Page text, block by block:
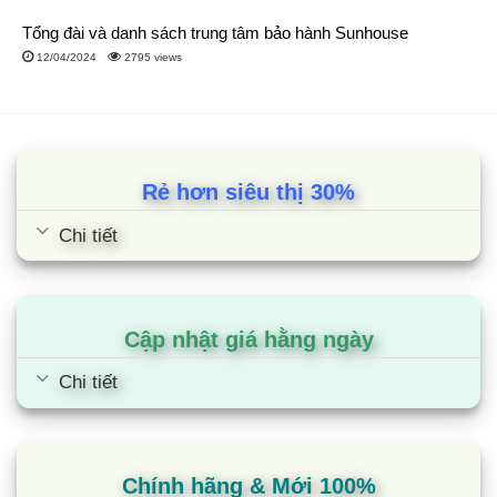
động, chi tiết hơn nhờ vào mật độ điểm ảnh.
Đa số tivi 43inh đều sử dụng tấm nền LED, thuộc loại tivi LCD
màn hình phẳng nhưng khác ở chỗ là nó dùng đèn LED để
chiếu sáng thay vì dùng đèn huỳnh quang.
2.4. Kích thước và không gian lắp đặt
Kích thước tivi 43inch sẽ được tính theo đường chéo
của màn hình: 1 inch = 2,54cm
kích thước của tivi 43 inch như sau: 43 inch x 2.54 cm =
Tổng đài và danh sách trung tâm bảo hành Sunhouse
12/04/2024 2795 views
Rẻ hơn siêu thị 30%
Chi tiết
Cập nhật giá hằng ngày
Chi tiết
Chính hãng & Mới 100%